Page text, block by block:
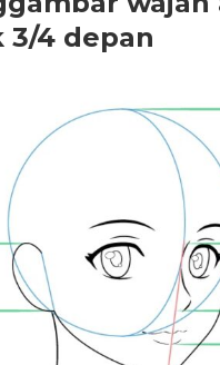
3/4 depan